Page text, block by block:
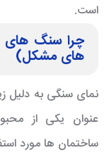
است.
چرا سنگ های
های مشکل)
نمای سنگی به دلیل
عنوان یکی از
ساختمان ها مورد